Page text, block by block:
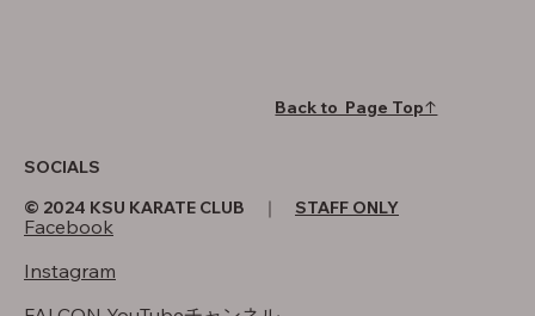
SOCIALS
Facebook
Instagram
Back to Page Top↑
© 2024 KSU KARATE CLUB ｜ STAFF ONLY